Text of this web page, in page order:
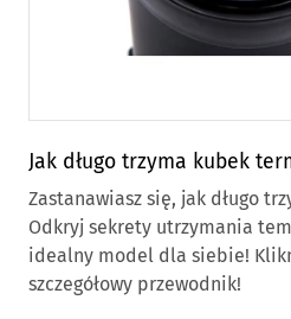
Jak długo trzyma kubek
Zastanawiasz się, jak długo
Odkryj sekrety utrzymania
idealny model dla siebie!
szczegółowy przewodnik!